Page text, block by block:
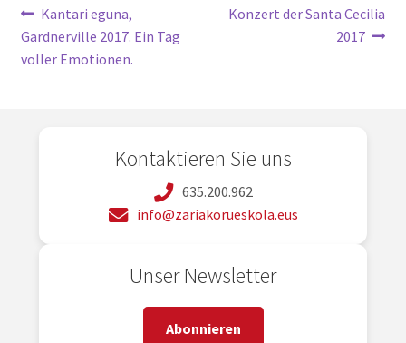
Navegación
de
Previous
post:
Kantari eguna,
Gardnerville 2017. Ein Tag
voller Emotionen.
Next
Konzert der Santa Cecilia
2017
Kontaktieren Sie uns
635.200.962
info@zariakorueskola.eus
Unser Newsletter
Abonnieren